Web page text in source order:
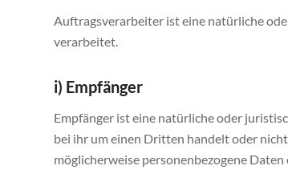
Auftragsverarbeiter ist eine natürliche
verarbeitet.
i) Empfänger
Empfänger ist eine natürliche oder
bei ihr um einen Dritten handelt oder
möglicherweise personenbezogene